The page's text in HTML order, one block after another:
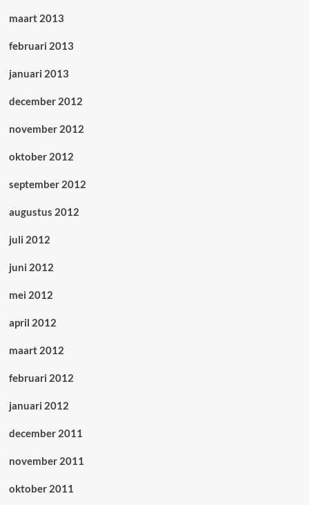
maart 2013
februari 2013
januari 2013
december 2012
november 2012
oktober 2012
september 2012
augustus 2012
juli 2012
juni 2012
mei 2012
april 2012
maart 2012
februari 2012
januari 2012
december 2011
november 2011
oktober 2011